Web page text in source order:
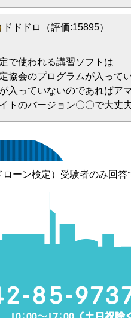
ドドドロ（評価:15895）
で使われる講習ソフトは
協会のプログラムが入って
入っていないのであればア
トのバージョン〇〇で大丈
ーン検定）受験者のみ回答